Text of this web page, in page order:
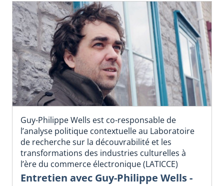
Guy-Philippe Wells est co-responsable de
l’analyse politique contextuelle au Laboratoire
de recherche sur la découvrabilité et les
transformations des industries culturelles à
l’ère du commerce électronique (LATICCE)
Entretien avec Guy-Philippe Wells -